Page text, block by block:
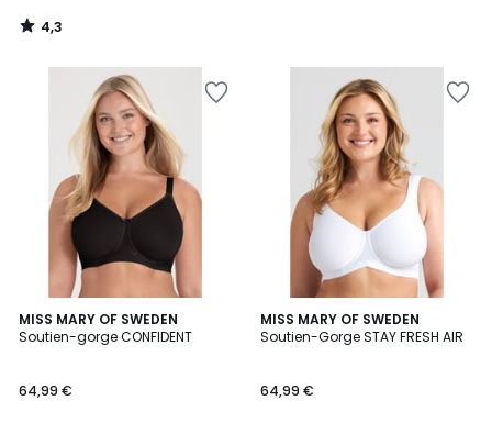
4,3
/
MISS MARY OF SWEDEN
Soutien-gorge CONFIDENT
64,99 €
2
Couleurs
MISS MARY OF SWEDEN
Soutien-Gorge STAY FRESH AIR
64,99 €
2
Couleurs